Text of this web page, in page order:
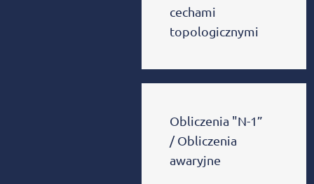
cechami
topologicznymi
Obliczenia "N-1”
/ Obliczenia
awaryjne